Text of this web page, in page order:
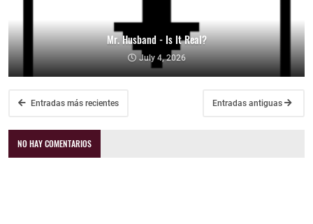
Mr. Husband - Is It Real?
July 4, 2026
Entradas más recientes Entradas antiguas
NO HAY COMENTARIOS